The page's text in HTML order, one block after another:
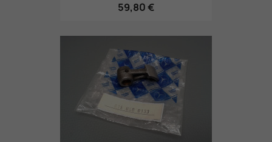
59,80 €